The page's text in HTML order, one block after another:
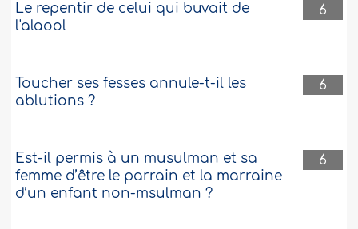
6
Le repentir de celui qui buvait de
l'alaool
6
Toucher ses fesses annule-t-il les
ablutions ?
6
Est-il permis à un musulman et sa
femme d’être le parrain et la marraine
d’un enfant non-msulman ?